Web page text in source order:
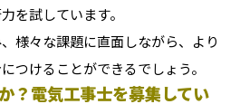
を試しています。
様々な課題に直面しながら、より
つけることができるでしょう。
？電気工事士を募集してい